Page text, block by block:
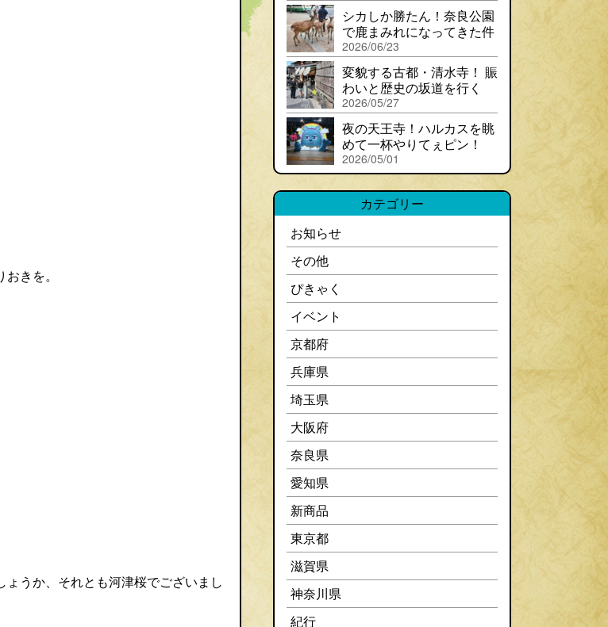
きを。
うか、それとも河津桜でございまし
シカしか勝たん！奈良公園
で鹿まみれになってきた件
2026/06/23
変貌する古都・清水寺！ 賑
わいと歴史の坂道を行く
2026/05/27
夜の天王寺！ハルカスを眺
めて一杯やりてぇピン！
2026/05/01
カテゴリー
お知らせ
その他
ぴきゃく
イベント
京都府
兵庫県
埼玉県
大阪府
奈良県
愛知県
新商品
東京都
滋賀県
神奈川県
紀行